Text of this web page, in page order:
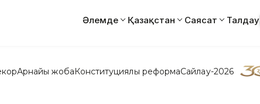
Әлемде Қазақстан Саясат Талдау
Арнайы жобаКонституциялық реформаСайлау-2026